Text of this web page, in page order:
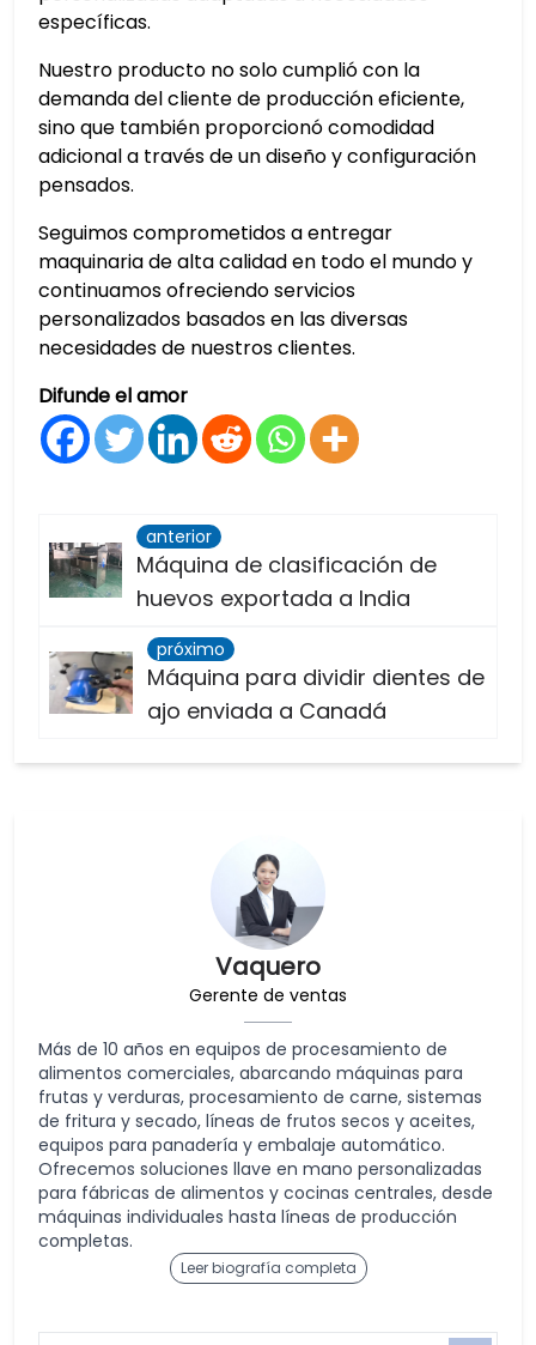
Vaquero
Gerente de ventas
Más de 10 años en equipos de procesamiento de
alimentos comerciales, abarcando máquinas para
frutas y verduras, procesamiento de carne, sistemas
de fritura y secado, líneas de frutos secos y aceites,
equipos para panadería y embalaje automático.
Ofrecemos soluciones llave en mano personalizadas
para fábricas de alimentos y cocinas centrales, desde
máquinas individuales hasta líneas de producción
completas.
Leer biografía completa
específicas.
Nuestro producto no solo cumplió con la
demanda del cliente de producción eficiente,
sino que también proporcionó comodidad
adicional a través de un diseño y configuración
pensados.
Seguimos comprometidos a entregar
maquinaria de alta calidad en todo el mundo y
continuamos ofreciendo servicios
personalizados basados en las diversas
necesidades de nuestros clientes.
Difunde el amor
anterior
Máquina de clasificación de
huevos exportada a India
próximo
Máquina para dividir dientes de
ajo enviada a Canadá